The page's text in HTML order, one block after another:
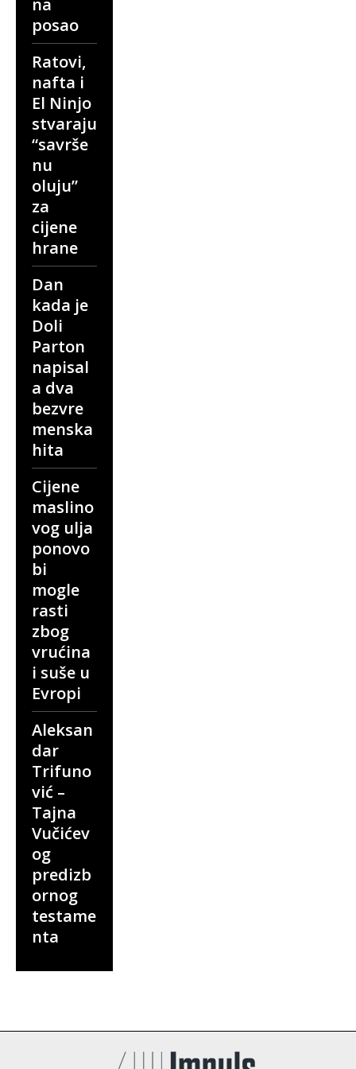
na
posao
Ratovi,
nafta i
El Ninjo
stvaraju
“savrše
nu
oluju”
za
cijene
hrane
Dan
kada je
Doli
Parton
napisal
a dva
bezvre
menska
hita
Cijene
maslino
vog ulja
ponovo
bi
mogle
rasti
zbog
vrućina
i suše u
Evropi
Aleksan
dar
Trifuno
vić –
Tajna
Vučićev
og
predizb
ornog
testame
nta